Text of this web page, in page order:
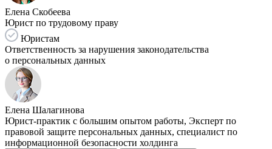
Елена Скобеева
Юрист по трудовому праву
Юристам
Ответственность за нарушения законодательства
о персональных данных
Елена Шалагинова
Юрист-практик с большим опытом работы, Эксперт по
правовой защите персональных данных, специалист по
информационной безопасности холдинга